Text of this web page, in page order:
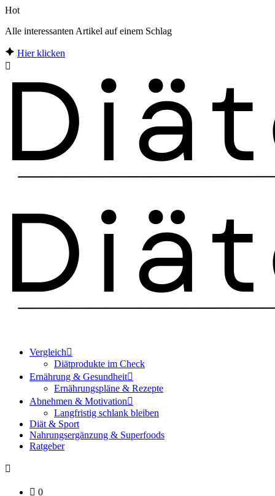
Hot
Alle interessanten Artikel auf einem Schlag
Hier klicken
Vergleich
Diätprodukte im Check
Ernährung & Gesundheit
Ernährungspläne & Rezepte
Abnehmen & Motivation
Langfristig schlank bleiben
Diät & Sport
Nahrungsergänzung & Superfoods
Ratgeber
0